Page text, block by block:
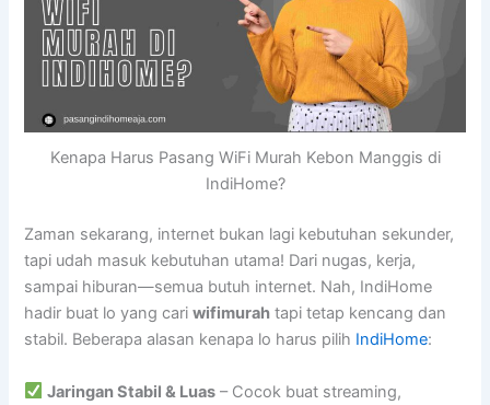
Kenapa Harus Pasang WiFi Murah Kebon Manggis di
IndiHome?
Zaman sekarang, internet bukan lagi kebutuhan sekunder,
tapi udah masuk kebutuhan utama! Dari nugas, kerja,
sampai hiburan—semua butuh internet. Nah, IndiHome
hadir buat lo yang cariwifimurah tapi tetap kencang dan
stabil. Beberapa alasan kenapa lo harus pilih IndiHome:
Jaringan Stabil & Luas – Cocok buat streaming,